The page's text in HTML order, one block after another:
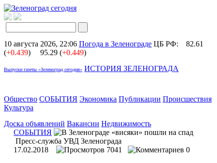
10 августа 2026, 22:06 Погода в Зеленограде ЦБ РФ:
82.61
(+0.439) 95.29 (+0.449)
Выпуски газеты «Зеленоград сегодня» ИСТОРИЯ ЗЕЛЕНОГРАДА
Общество СОБЫТИЯ Экономика Публикации Происшествия
Культура
Доска объявлений Вакансии Недвижимость
СОБЫТИЯ
Пресс-служба УВД Зеленограда
17.02.2018
7041 0